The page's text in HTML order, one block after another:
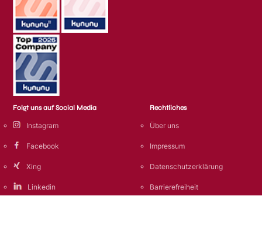
Folgt uns auf Social Media
Instagram
Facebook
Xing
Linkedin
Rechtliches
Über uns
Impressum
Datenschutzerklärung
Barrierefreiheit